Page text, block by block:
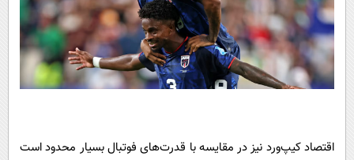
اقتصاد کیپ‌ورد نیز در مقایسه با قدرت‌های فوتبال بسیار محدود است